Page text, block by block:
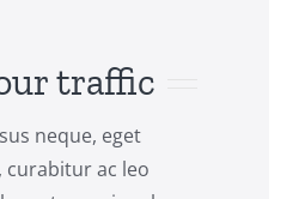
traffic
neque, eget
ac leo